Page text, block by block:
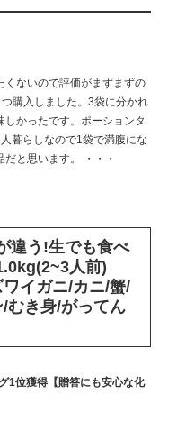
ないので評価がまずまずの
購入しました。3袋に分かれ
かったです。ポーションタ
暮らしなので1袋で満腹にな
と思います。 ・・・
違う!生でも食べ
人前)
ワイガニ/カニ/蟹/
むき身/がってん
1位獲得【贈答にも安心な化